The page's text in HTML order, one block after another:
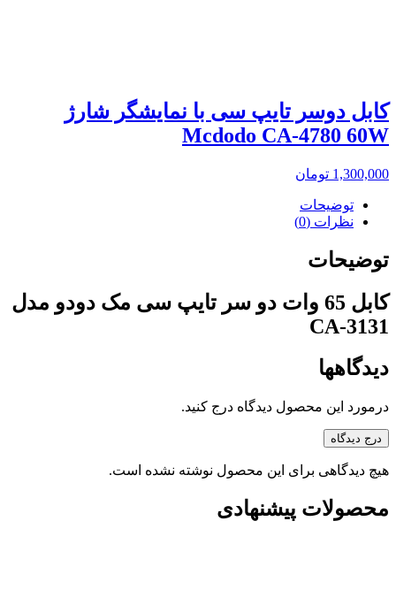
کابل دوسر تایپ سی با نمایشگر شارژ
Mcdodo CA-4780 60W
1,300,000 تومان
توضیحات
نظرات (0)
توضیحات
کابل 65 وات دو سر تایپ سی مک دودو مدل
CA-3131
دیدگاهها
درمورد این محصول دیدگاه درج کنید.
درج دیدگاه
هیچ دیدگاهی برای این محصول نوشته نشده است.
محصولات پیشنهادی